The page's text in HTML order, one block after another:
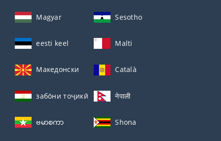
Magyar Sesotho
eesti keel Malti
Македонски Català
забо́ни тоҷикӣ́ नेपाली
ဗမာစကာ Shona